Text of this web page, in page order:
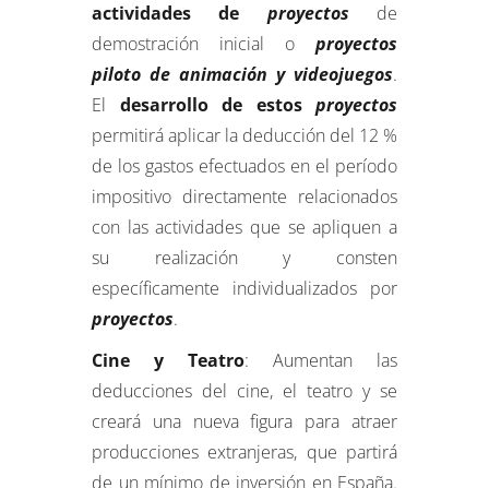
actividades de proyectos de
demostración inicial o proyectos
piloto de animación y videojuegos.
El desarrollo de estos proyectos
permitirá aplicar la deducción del 12 %
de los gastos efectuados en el período
impositivo directamente relacionados
con las actividades que se apliquen a
su realización y consten
específicamente individualizados por
proyectos.
Cine y Teatro: Aumentan las
deducciones del cine, el teatro y se
creará una nueva figura para atraer
producciones extranjeras, que partirá
de un mínimo de inversión en España.